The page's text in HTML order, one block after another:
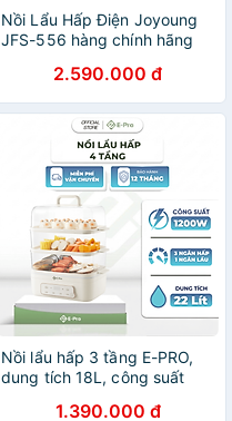
Nồi Lẩu Hấp Điện Joyoung
JFS-556 hàng chính hãng
2.590.000 đ
Nồi lẩu hấp 3 tầng E-PRO,
dung tích 18L, công suất
1.390.000 đ